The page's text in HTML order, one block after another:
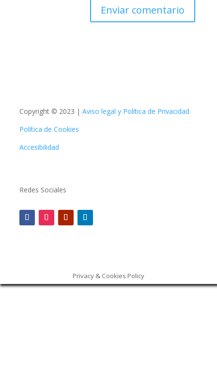
Copyright © 2023 | Aviso legal y Política de Privacidad
Política de Cookies
Accesibilidad
Redes Sociales
Privacy & Cookies Policy